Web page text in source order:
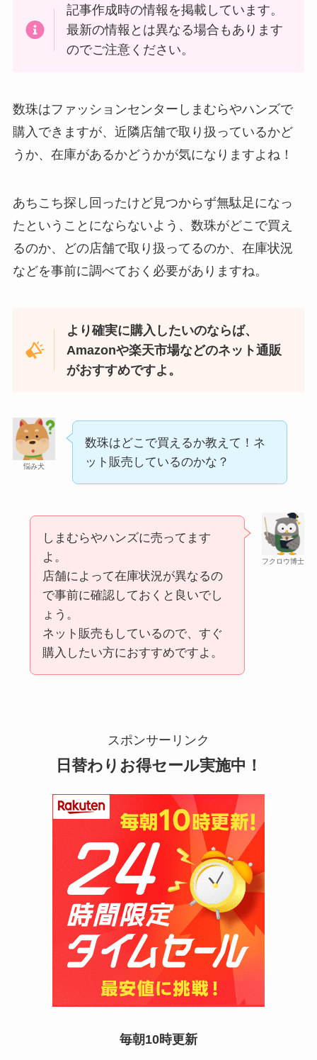
LANケーブルはどこで買える？ドンキや100均に売
忍者めし鉄の鎧はどこに売ってる？セブン・ロー
シャチハタはどこに売ってる？100均やロフトで買
える！
あずきバーこしあんはどこで売ってる？コンビニ
記事作成時の情報を掲載しています。
最新の情報とは異なる場合もあります
のでご注意ください。
数珠はファッションセンターしまむらやハンズで
購入できますが、近隣店舗で取り扱っているかど
うか、在庫があるかどうかが気になりますよね！
あちこち探し回ったけど見つからず無駄足になっ
たということにならないよう、数珠がどこで買え
るのか、どの店舗で取り扱ってるのか、在庫状況
などを事前に調べておく必要がありますね。
より確実に購入したいのならば、
Amazonや楽天市場などのネット通販
がおすすめですよ。
悩み犬
数珠はどこで買えるか教えて！ネ
ット販売しているのかな？
フクロウ博士
しまむらやハンズに売ってます
よ。
店舗によって在庫状況が異なるの
で事前に確認しておくと良いでし
ょう。
ネット販売もしているので、すぐ
購入したい方におすすめですよ。
スポンサーリンク
日替わりお得セール実施中！
毎朝10時更新